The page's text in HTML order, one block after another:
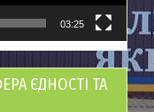
03:25
ЄДНОСТІ ТА